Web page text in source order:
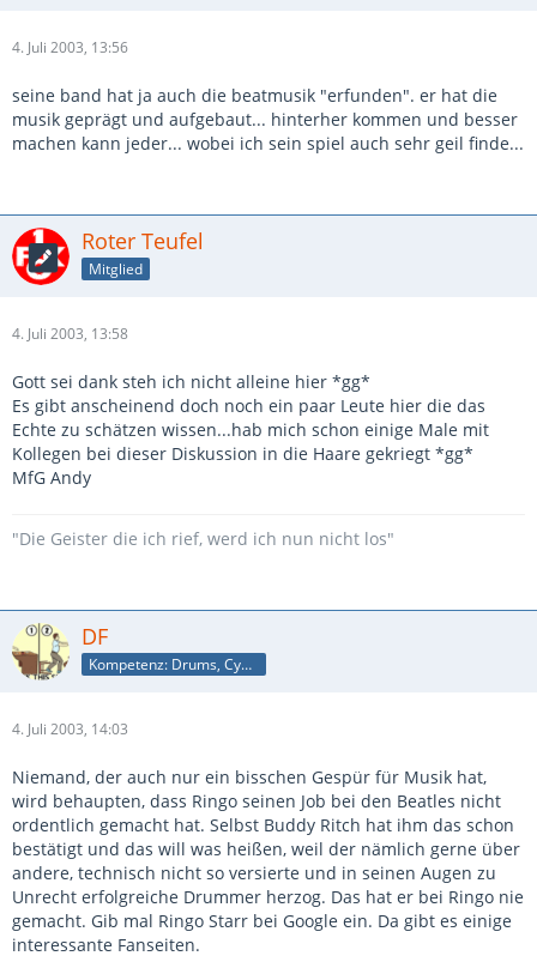
4. Juli 2003, 13:56
seine band hat ja auch die beatmusik "erfunden". er hat die
musik geprägt und aufgebaut... hinterher kommen und besser
machen kann jeder... wobei ich sein spiel auch sehr geil finde...
Roter Teufel
Mitglied
4. Juli 2003, 13:58
Gott sei dank steh ich nicht alleine hier *gg*
Es gibt anscheinend doch noch ein paar Leute hier die das
Echte zu schätzen wissen...hab mich schon einige Male mit
Kollegen bei dieser Diskussion in die Haare gekriegt *gg*
MfG Andy
"Die Geister die ich rief, werd ich nun nicht los"
DF
Kompetenz: Drums, Cymbals
4. Juli 2003, 14:03
Niemand, der auch nur ein bisschen Gespür für Musik hat,
wird behaupten, dass Ringo seinen Job bei den Beatles nicht
ordentlich gemacht hat. Selbst Buddy Ritch hat ihm das schon
bestätigt und das will was heißen, weil der nämlich gerne über
andere, technisch nicht so versierte und in seinen Augen zu
Unrecht erfolgreiche Drummer herzog. Das hat er bei Ringo nie
gemacht. Gib mal Ringo Starr bei Google ein. Da gibt es einige
interessante Fanseiten.